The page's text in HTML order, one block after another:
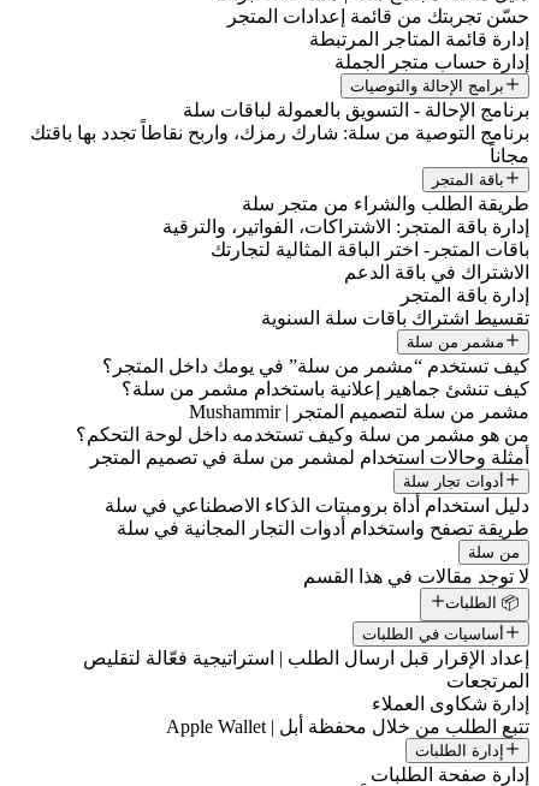
حسّن تجربتك من قائمة إعدادات المتجر
إدارة قائمة المتاجر المرتبطة
إدارة حساب متجر الجملة
برامج الإحالة والتوصيات
برنامج الإحالة - التسويق بالعمولة لباقات سلة
برنامج التوصية من سلة: شارك رمزك، واربح نقاطاً تجدد بها باقتك
مجاناً
باقة المتجر
طريقة الطلب والشراء من متجر سلة
إدارة باقة المتجر: الاشتراكات، الفواتير، والترقية
باقات المتجر- اختر الباقة المثالية لتجارتك
الاشتراك في باقة الدعم
إدارة باقة المتجر
تقسيط اشتراك باقات سلة السنوية
مشمر من سلة
كيف تستخدم “مشمر من سلة” في يومك داخل المتجر؟
كيف تنشئ جماهير إعلانية باستخدام مشمر من سلة؟
مشمر من سلة لتصميم المتجر | Mushammir
من هو مشمر من سلة وكيف تستخدمه داخل لوحة التحكم؟
أمثلة وحالات استخدام لمشمر من سلة في تصميم المتجر
أدوات تجار سلة
دليل استخدام أداة برومبتات الذكاء الاصطناعي في سلة
طريقة تصفح واستخدام أدوات التجار المجانية في سلة
من سلة
لا توجد مقالات في هذا القسم
📦 الطلبات
أساسيات في الطلبات
إعداد الإقرار قبل ارسال الطلب | استراتيجية فعّالة لتقليص
المرتجعات
إدارة شكاوى العملاء
تتبع الطلب من خلال محفظة أبل | Apple Wallet
إدارة الطلبات
إدارة صفحة الطلبات